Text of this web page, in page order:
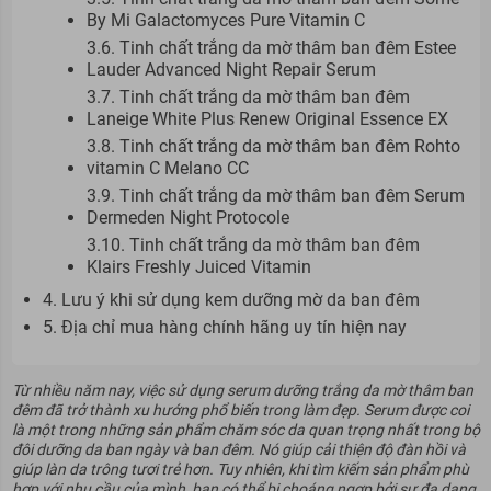
By Mi Galactomyces Pure Vitamin C
3.6. Tinh chất trắng da mờ thâm ban đêm Estee
Lauder Advanced Night Repair Serum
3.7. Tinh chất trắng da mờ thâm ban đêm
Laneige White Plus Renew Original Essence EX
3.8. Tinh chất trắng da mờ thâm ban đêm Rohto
vitamin C Melano CC
3.9. Tinh chất trắng da mờ thâm ban đêm Serum
Dermeden Night Protocole
3.10. Tinh chất trắng da mờ thâm ban đêm
Klairs Freshly Juiced Vitamin
4. Lưu ý khi sử dụng kem dưỡng mờ da ban đêm
5. Địa chỉ mua hàng chính hãng uy tín hiện nay
Từ nhiều năm nay, việc sử dụng serum dưỡng trắng da mờ thâm ban
đêm đã trở thành xu hướng phổ biến trong làm đẹp. Serum được coi
là một trong những sản phẩm chăm sóc da quan trọng nhất trong bộ
đôi dưỡng da ban ngày và ban đêm. Nó giúp cải thiện độ đàn hồi và
giúp làn da trông tươi trẻ hơn. Tuy nhiên, khi tìm kiếm sản phẩm phù